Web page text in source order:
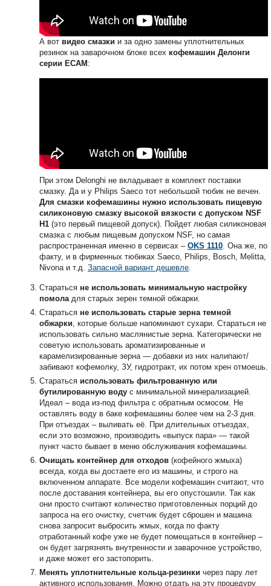
А вот видео смазки и за одно замены уплотнительных
резинок на заварочном блоке всех кофемашин Делонги
серии ECAM:
При этом Delonghi не вкладывает в комплект поставки
смазку. Да и у Philips Saeco тот небольшой тюбик не вечен.
Для смазки кофемашины нужно использовать пищевую
силиконовую смазку высокой вязкости с допуском NSF
H1 (это первый пищевой допуск). Пойдет любая силиконовая
смазка с любым пищевым допуском NSF, но самая
распространенная именно в сервисах – OKS 1110 . Она же, по
факту, и в фирменных тюбиках Saeco, Philips, Bosch, Melitta,
Nivona и т.д. Запасной вариант дешевле
Стараться не использовать минимальную настройку
помола для старых зерен темной обжарки.
Стараться не использовать старые зерна темной
обжарки , которые больше напоминают сухари. Стараться не
использовать сильно маслянистые зерна. Категорически не
советую использовать ароматизированные и
карамелизированные зерна — добавки из них налипают/
забивают кофемолку, ЗУ, гидротракт, их потом хрен отмоешь.
Стараться использовать фильтрованную или
бутилированную воду с минимальной минерализацией.
Идеал – вода из-под фильтра с обратным осмосом. Не
оставлять воду в баке кофемашины более чем на 2-3 дня.
При отъездах – выливать её. При длительных отъездах,
если это возможно, производить «выпуск пара» — такой
пункт часто бывает в меню обслуживания кофемашины.
Очищать контейнер для отходов (кофейного жмыха)
всегда, когда вы достаете его из машины, и строго на
включенном аппарате. Все модели кофемашин считают, что
после доставания контейнера, вы его опустошили. Так как
они просто считают количество приготовленных порций до
запроса на его очистку, счетчик будет сброшен и машина
снова запросит выбросить жмых, когда по факту
отработанный кофе уже не будет помещаться в контейнер –
он будет загрязнять внутренности и заварочное устройство,
и даже может его застопорить.
Менять уплотнительные кольца-резинки через пару лет
активного использования. Можно отдать на эту процедуру